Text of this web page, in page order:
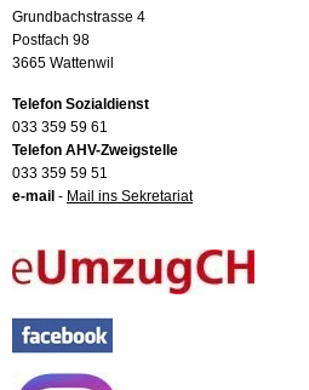
Grundbachstrasse 4
Postfach 98
3665 Wattenwil
Telefon Sozialdienst
033 359 59 61
Telefon AHV-Zweigstelle
033 359 59 51
e-mail - Mail ins Sekretariat